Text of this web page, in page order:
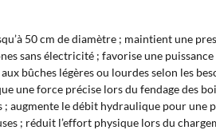
50 cm de diamètre ; maintient une
sans électricité ; favorise une
bûches légères ou lourdes selon les
une force précise lors du fendage des
augmente le débit hydraulique pour une
; réduit l’effort physique lors du